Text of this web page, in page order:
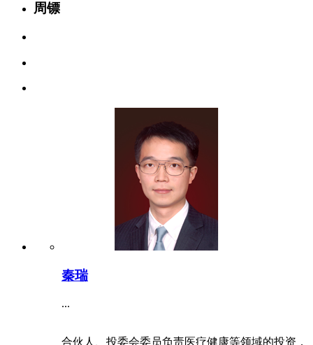
周镖
秦瑞
...
合伙人、投委会委员负责医疗健康等领域的投资，